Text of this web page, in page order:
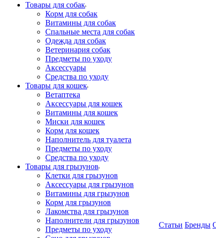
Товары для собак
Корм для собак
Витамины для собак
Спальные места для собак
Одежда для собак
Ветеринария собак
Предметы по уходу
Аксессуары
Средства по уходу
Товары для кошек
Ветаптека
Аксессуары для кошек
Витамины для кошек
Миски для кошек
Корм для кошек
Наполнитель для туалета
Предметы по уходу
Средства по уходу
Товары для грызунов
Клетки для грызунов
Аксессуары для грызунов
Витамины для грызунов
Корм для грызунов
Лакомства для грызунов
Наполнители для грызунов
Предметы по уходу
Статьи Бренды